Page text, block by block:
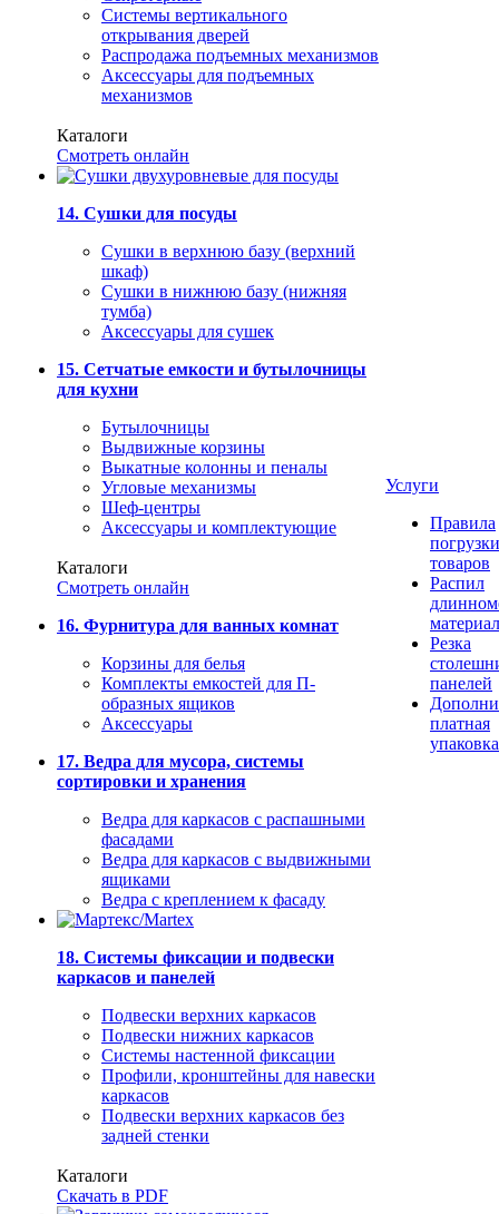
Системы вертикального
открывания дверей
Распродажа подъемных механизмов
Аксессуары для подъемных
механизмов
Каталоги
Смотреть онлайн
14. Сушки для посуды
Сушки в верхнюю базу (верхний
шкаф)
Сушки в нижнюю базу (нижняя
тумба)
Аксессуары для сушек
15. Сетчатые емкости и бутылочницы
для кухни
Бутылочницы
Выдвижные корзины
Выкатные колонны и пеналы
Угловые механизмы
Шеф-центры
Аксессуары и комплектующие
Каталоги
Смотреть онлайн
16. Фурнитура для ванных комнат
Корзины для белья
Комплекты емкостей для П-
образных ящиков
Аксессуары
17. Ведра для мусора, системы
сортировки и хранения
Ведра для каркасов с распашными
фасадами
Ведра для каркасов с выдвижными
ящиками
Ведра с креплением к фасаду
18. Системы фиксации и подвески
каркасов и панелей
Подвески верхних каркасов
Подвески нижних каркасов
Системы настенной фиксации
Профили, кронштейны для навески
каркасов
Подвески верхних каркасов без
задней стенки
Каталоги
Скачать в PDF
Услуги
Правила
погрузки
товаров
Распил
Резка
панелей
платная
упаковка